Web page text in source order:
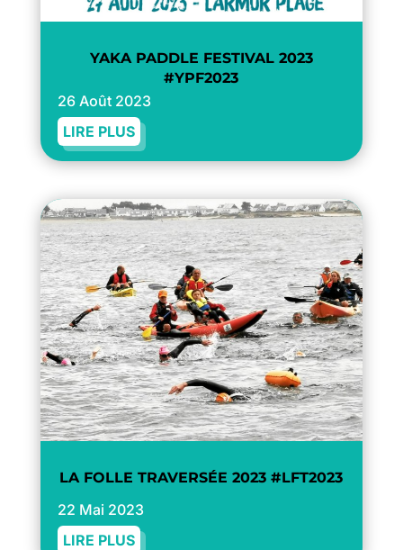
YAKA PADDLE FESTIVAL 2023
#YPF2023
26 Août 2023
LIRE PLUS
LA FOLLE TRAVERSÉE 2023 #LFT2023
22 Mai 2023
LIRE PLUS